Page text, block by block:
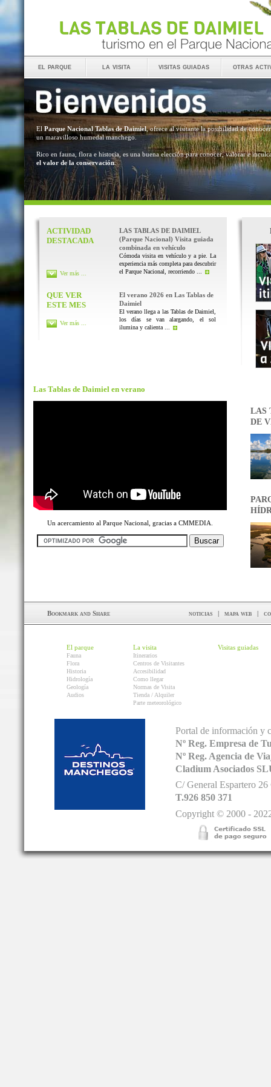
el parque la visita visitas guiadas otras
El Parque Nacional Tablas de Daimiel, ofrece al visitante la posibilidad de conocer
un maravilloso humedal manchego.
Rico en fauna, flora e historia, es una buena elección para conocer, valorar e
el valor de la conservación.
ACTIVIDAD
DESTACADA
LAS TABLAS DE DAIMIEL
(Parque Nacional) Visita guiada
combinada en vehículo
Cómoda visita en vehículo y a pie. La
experiencia más completa para descubrir
el Parque Nacional, recorriendo ...
Ver más ...
QUE VER
ESTE MES
El verano 2026 en Las Tablas de
Daimiel
El verano llega a las Tablas de Daimiel,
los días se van alargando, el sol
ilumina y calienta ...
Ver más ...
Las Tablas de Daimiel en verano
Un acercamiento al Parque Nacional, gracias a CMMEDIA.
LAS
DE
noticias | mapa web |
El parque
Fauna
Flora
Historia
Hidrología
Geología
Audios
La visita
Itinerarios
Centros de Visitantes
Accesibilidad
Como llegar
Normas de Visita
Tienda / Alquiler
Parte meteorológico
Visitas guiadas
Portal de información y
Nº Reg. Empresa de
Nº Reg. Agencia de
Cladium Asociados
C/ General Espartero
T.926 850 371
Copyright © 2000 -